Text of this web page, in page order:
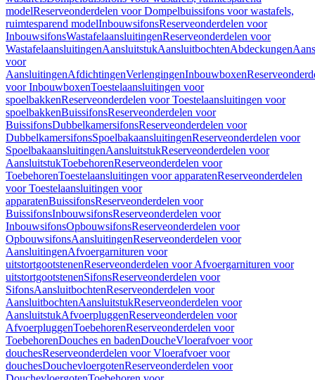
modelReserveonderdelen voor Dompelbuissifons voor wastafels,
ruimtesparend modelInbouwsifonsReserveonderdelen voor
InbouwsifonsWastafelaansluitingenReserveonderdelen voor
WastafelaansluitingenAansluitstukAansluitbochtenAbdeckungen
voor
AansluitingenAfdichtingenVerlengingenInbouwboxen
voor InbouwboxenToestelaansluitingen voor
spoelbakkenReserveonderdelen voor Toestelaansluitingen voor
spoelbakkenBuissifonsReserveonderdelen voor
BuissifonsDubbelkamersifonsReserveonderdelen voor
DubbelkamersifonsSpoelbakaansluitingenReserveonderdelen voor
SpoelbakaansluitingenAansluitstukReserveonderdelen voor
AansluitstukToebehorenReserveonderdelen voor
ToebehorenToestelaansluitingen voor apparatenReserveonderdelen
voor Toestelaansluitingen voor
apparatenBuissifonsReserveonderdelen voor
BuissifonsInbouwsifonsReserveonderdelen voor
InbouwsifonsOpbouwsifonsReserveonderdelen voor
OpbouwsifonsAansluitingenReserveonderdelen voor
AansluitingenAfvoergarnituren voor
uitstortgootstenenReserveonderdelen voor Afvoergarnituren voor
uitstortgootstenenSifonsReserveonderdelen voor
SifonsAansluitbochtenReserveonderdelen voor
AansluitbochtenAansluitstukReserveonderdelen voor
AansluitstukAfvoerpluggenReserveonderdelen voor
AfvoerpluggenToebehorenReserveonderdelen voor
ToebehorenDouches en badenDoucheVloerafvoer voor
douchesReserveonderdelen voor Vloerafvoer voor
douchesDouchevloergotenReserveonderdelen voor